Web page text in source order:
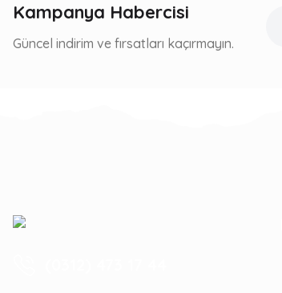
Kampanya Habercisi
Güncel indirim ve fırsatları kaçırmayın.